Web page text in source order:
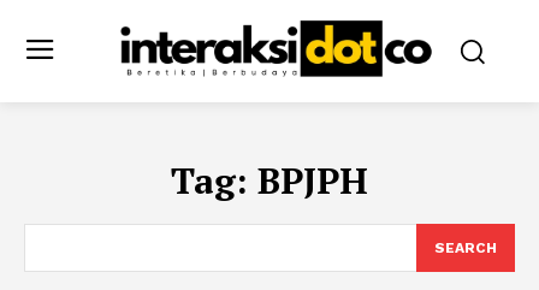
Tag: BPJPH
SEARCH